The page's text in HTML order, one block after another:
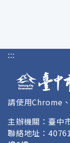
:::
請使用Chrome
主辦機關：臺中
聯絡地址：